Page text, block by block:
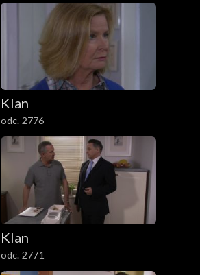
Klan
odc. 2776
Klan
odc. 2771